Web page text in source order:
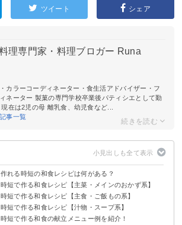
ツイート シェア
理専門家・料理ブロガー Runa
カラーコーディネーター・食生活アドバイザー・フ
ネーター 製菓の専門学校卒業後パティシエとして勤
在は2児の母 離乳食、幼児食など...
事一覧
れる時短の和食レシピは何がある？
短で作る和食レシピ【主菜・メインのおかず系】
豆オムレツ【10分】
ラの白だし煮【10分】
分】
そぼろ煮【15分】
15分】
みとオクラのごま和え【15分】
】
【10分】
短で作る和食レシピ【主食・ご飯もの系】
分】
15分】
のおにぎり【5分】
炊き込みごはん【30分】
うどん【10分】
にぎり【10分】
のお茶漬け【10分】
短で作る和食レシピ【汁物・スープ系】
汁【15分】
分】
汁【30分】
れん草の味噌汁【20分】
噌汁【20分】
短で作る和食の献立メニュー例を紹介！